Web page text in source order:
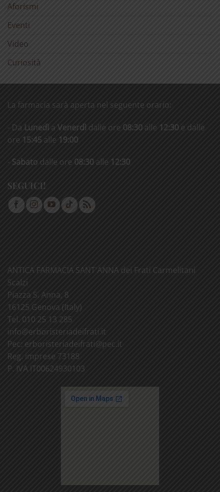
Aforismi
Eventi
Video
Curiosità
La farmacia sarà aperta nel seguente orario:
- Da Lunedì a Venerdì dalle ore 08:30 alle 12:30 e dalle
ore 15:45 alle 19:00
- Sabato dalle ore 08:30 alle 12:30
SEGUICI!
ANTICA FARMACIA SANT'ANNA dei Frati Carmelitani
Scalzi
Piazza S. Anna, 8
16125 Genova (Italy)
Tel. 010 25 13 285
info@erboristeriadeifrati.it
Pec: erboristeriadeifrati@pec.it
Reg. imprese 73188
P. IVA IT00624930103